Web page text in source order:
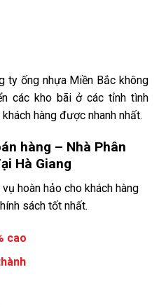
ty ống nhựa Miền Bắc không
các kho bãi ở các tỉnh tình
hàng được nhanh nhất.
hàng – Nhà Phân
Hà Giang
hoàn hảo cho khách hàng
sách tốt nhất.
cao